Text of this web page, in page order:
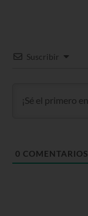
Suscribir
0 COMENTARIOS